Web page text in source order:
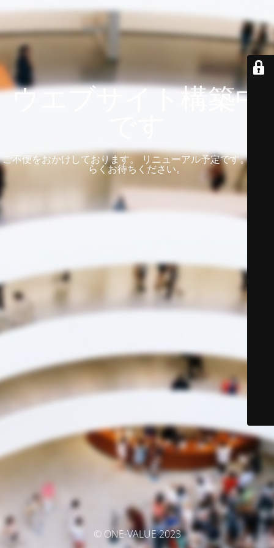
ウエブサイト構築中
ご不便をおかけしております。 リニューアル予定です。 しば
らくお待ちください。
© ONE-VALUE 2023